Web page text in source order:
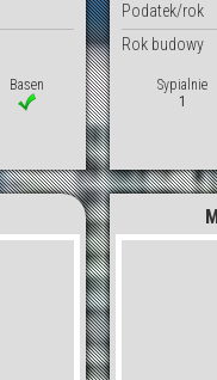
Basen
Podatek/rok
Rok budowy
Sypialnie
1